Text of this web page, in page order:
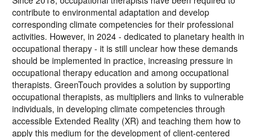
contribute to environmental adaptation and develop
corresponding climate competencies for their professional
activities. However, in 2024 - dedicated to planetary health in
occupational therapy - it is still unclear how these demands
should be implemented in practice, increasing pressure in
occupational therapy education and among occupational
therapists. GreenTouch provides a solution by supporting
occupational therapists, as multipliers and links to vulnerable
individuals, in developing climate competencies through
accessible Extended Reality (XR) and teaching them how to
apply this medium for the development of client-centered